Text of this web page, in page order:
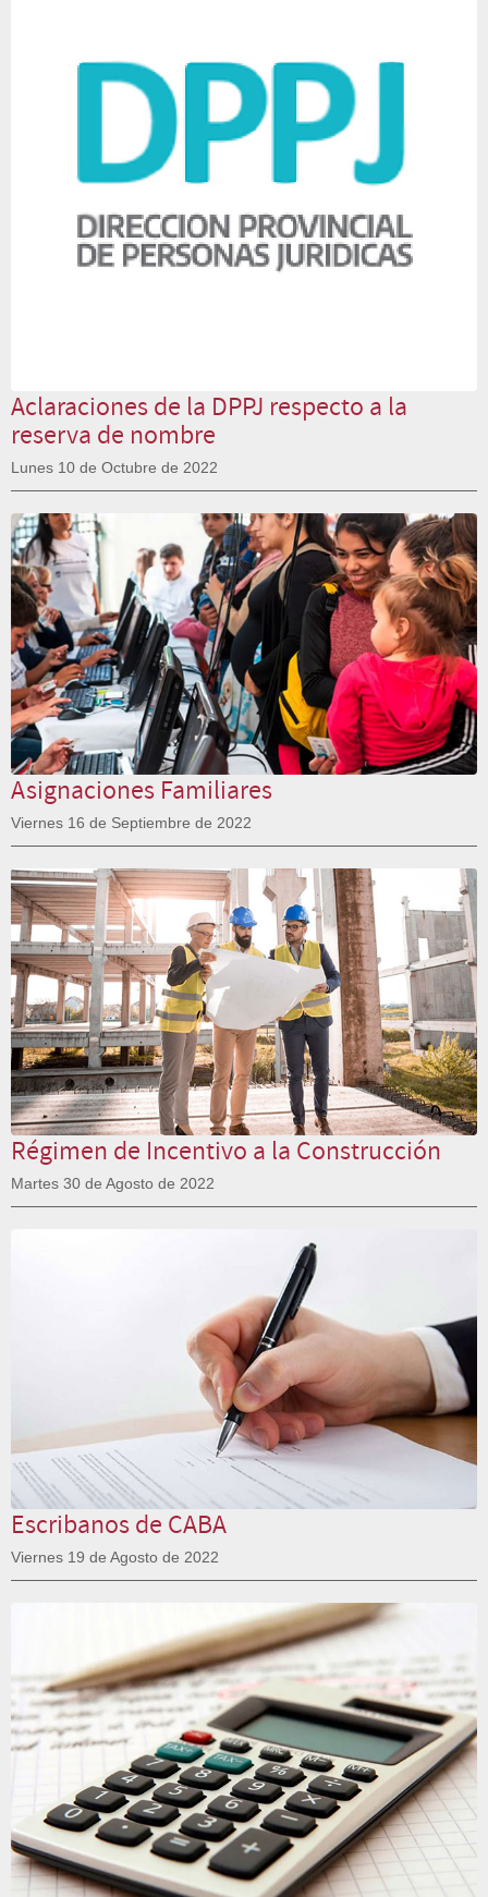
Aclaraciones de la DPPJ respecto a la
reserva de nombre
Lunes 10 de Octubre de 2022
Asignaciones Familiares
Viernes 16 de Septiembre de 2022
Régimen de Incentivo a la Construcción
Martes 30 de Agosto de 2022
Escribanos de CABA
Viernes 19 de Agosto de 2022